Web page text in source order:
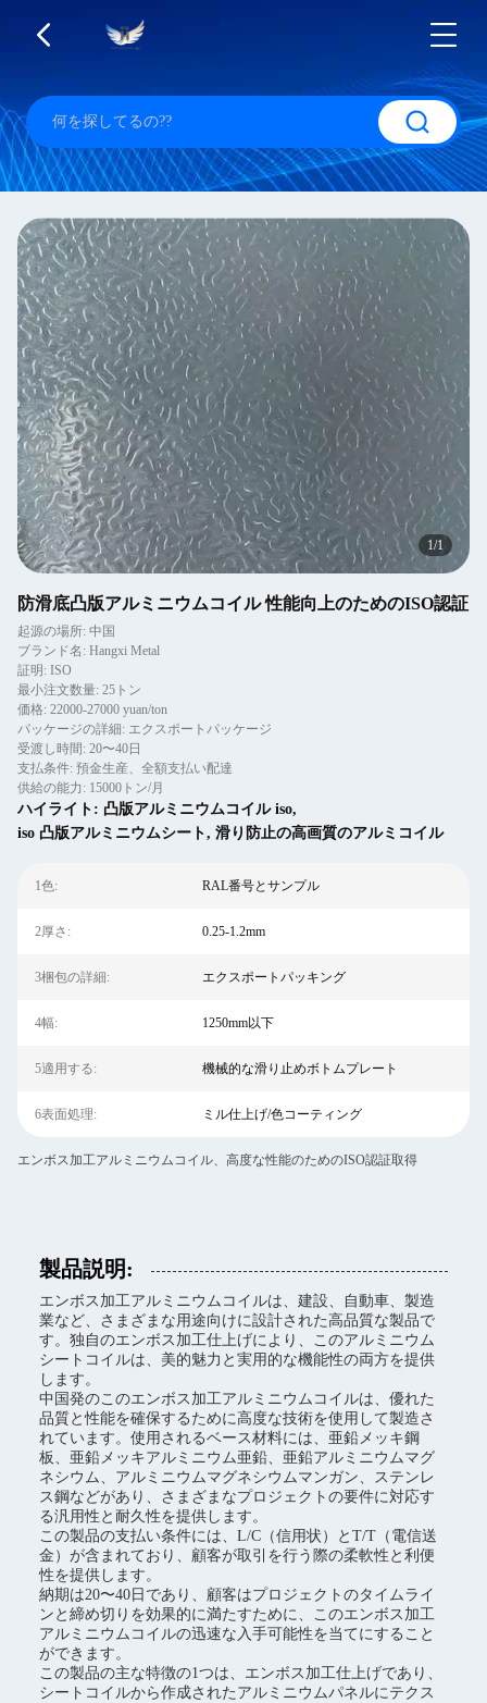
1/1
防滑底凸版アルミニウムコイル 性能向上のためのISO認証
起源の場所: 中国
ブランド名: Hangxi Metal
証明: ISO
最小注文数量: 25トン
価格: 22000-27000 yuan/ton
パッケージの詳細: エクスポートパッケージ
受渡し時間: 20〜40日
支払条件: 預金生産、全額支払い配達
供給の能力: 15000トン/月
ハイライト: 凸版アルミニウムコイル iso,
iso 凸版アルミニウムシート, 滑り防止の高画質のアルミコイル
1色: RAL番号とサンプル
2厚さ: 0.25-1.2mm
3梱包の詳細: エクスポートパッキング
4幅: 1250mm以下
5適用する: 機械的な滑り止めボトムプレート
6表面処理: ミル仕上げ/色コーティング
エンボス加工アルミニウムコイル、高度な性能のためのISO認証取得
製品説明:
エンボス加工アルミニウムコイルは、建設、自動車、製造
業など、さまざまな用途向けに設計された高品質な製品で
す。独自のエンボス加工仕上げにより、このアルミニウム
シートコイルは、美的魅力と実用的な機能性の両方を提供
します。
中国発のこのエンボス加工アルミニウムコイルは、優れた
品質と性能を確保するために高度な技術を使用して製造さ
れています。使用されるベース材料には、亜鉛メッキ鋼
板、亜鉛メッキアルミニウム亜鉛、亜鉛アルミニウムマグ
ネシウム、アルミニウムマグネシウムマンガン、ステンレ
ス鋼などがあり、さまざまなプロジェクトの要件に対応す
る汎用性と耐久性を提供します。
この製品の支払い条件には、L/C（信用状）とT/T（電信送
金）が含まれており、顧客が取引を行う際の柔軟性と利便
性を提供します。
納期は20〜40日であり、顧客はプロジェクトのタイムライ
ンと締め切りを効果的に満たすために、このエンボス加工
アルミニウムコイルの迅速な入手可能性を当てにすること
ができます。
この製品の主な特徴の1つは、エンボス加工仕上げであり、
シートコイルから作成されたアルミニウムパネルにテクス